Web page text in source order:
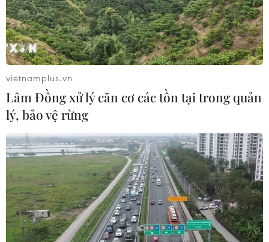
vietnamplus.vn
Lâm Đồng xử lý căn cơ các tồn tại trong quản
lý, bảo vệ rừng